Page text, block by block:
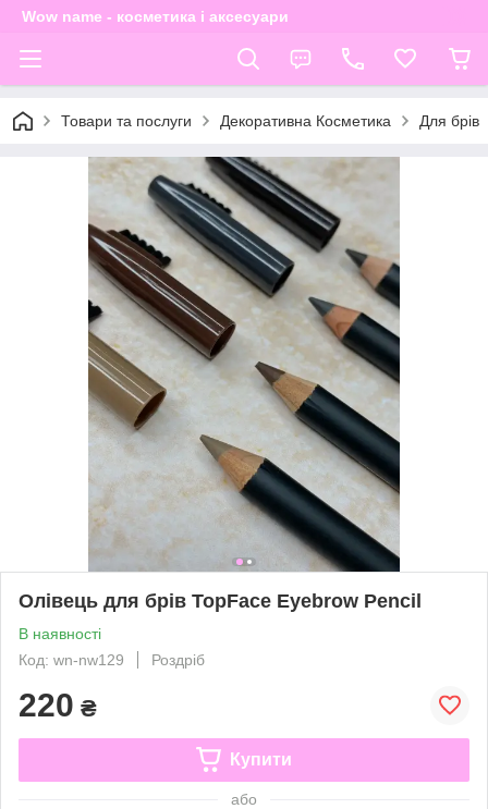
Wow name - косметика і аксесуари
Товари та послуги Декоративна Косметика Для брів
Олівець для брів TopFace Eyebrow Pencil
В наявності
Код: wn-nw129
Роздріб
220 ₴
Купити
або